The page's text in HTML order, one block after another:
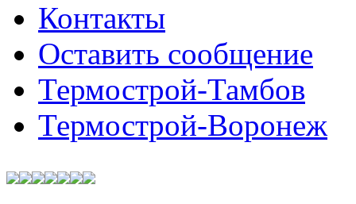
Контакты
Оставить сообщение
Термострой-Тамбов
Термострой-Воронеж